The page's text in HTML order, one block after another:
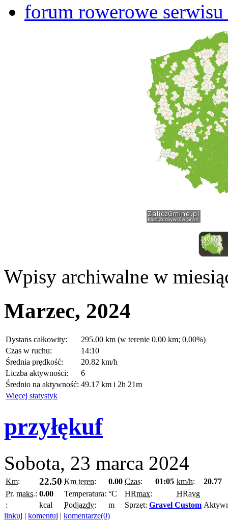
forum rowerowe
Wpisy archiwalne w
Marzec, 2024
Dystans całkowity:
295.00 km (w terenie 0.00 km; 0.00%)
Czas w ruchu:
14:10
Średnia prędkość:
20.82 km/h
Liczba aktywności:
6
Średnio na aktywność: 49.17 km i 2h 21m
Więcej statystyk
przyłękuf
Sobota, 23 marca 2024
Km: 22.50 Km teren: 0.00 Czas: 01:05 km/h:
20.77
Pr. maks.: 0.00 Temperatura: °C HRmax:
HRavg
:
kcal Podjazdy: m Sprzęt: Gravel Custom
linkuj | komentuj | komentarze(0)